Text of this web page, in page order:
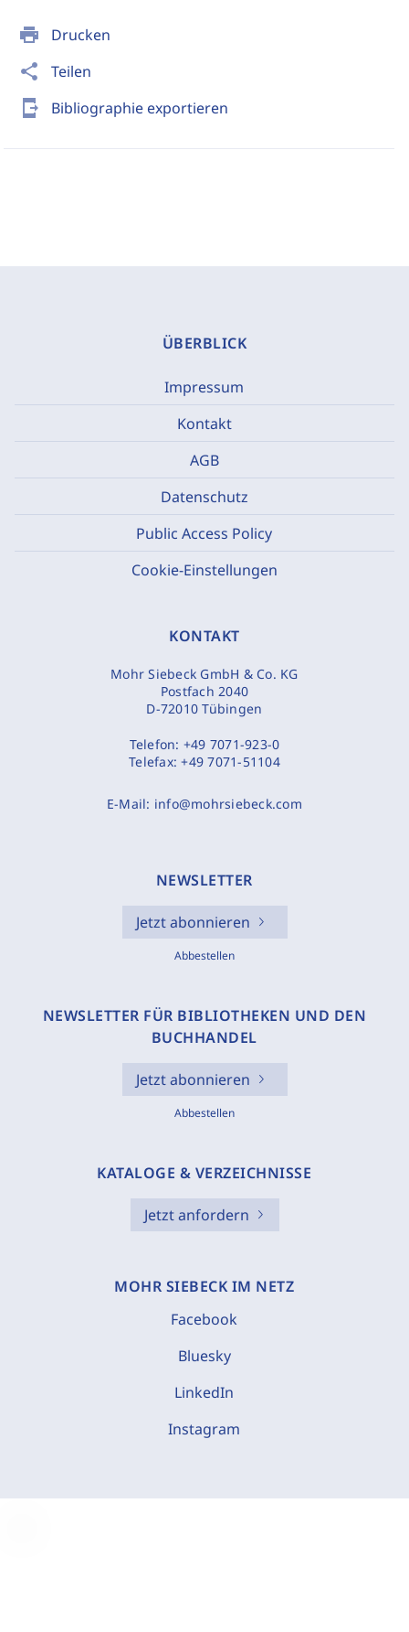
print Drucken
share Teilen
send_to_mobile Bibliographie exportieren
ÜBERBLICK
Impressum
Kontakt
AGB
Datenschutz
Public Access Policy
Cookie-Einstellungen
KONTAKT
Mohr Siebeck GmbH & Co. KG
Postfach 2040
D-72010 Tübingen
Telefon: +49 7071-923-0
Telefax:+49 7071-51104
E-Mail: info@mohrsiebeck.com
NEWSLETTER
Jetzt abonnieren
Abbestellen
NEWSLETTER FÜR BIBLIOTHEKEN UND DEN
BUCHHANDEL
Jetzt abonnieren
Abbestellen
KATALOGE & VERZEICHNISSE
Jetzt anfordern
MOHR SIEBECK IM NETZ
Facebook
Bluesky
LinkedIn
Instagram